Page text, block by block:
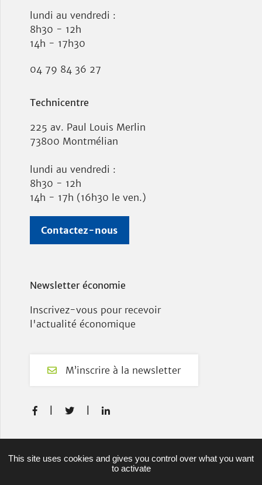
lundi au vendredi :
8h30 - 12h
14h - 17h30
04 79 84 36 27
Technicentre
225 av. Paul Louis Merlin
73800 Montmélian
lundi au vendredi :
8h30 - 12h
14h - 17h (16h30 le ven.)
Contactez-nous
Newsletter économie
Inscrivez-vous pour recevoir
l'actualité économique
M’inscrire à la newsletter

c

i

n
e
Plan du site
This site uses cookies and gives you control over what you want
to activate